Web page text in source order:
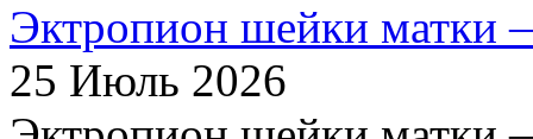
Эктропион шейки матки
25 Июль 2026